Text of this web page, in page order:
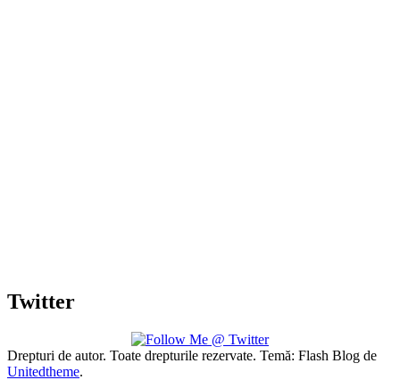
Twitter
Drepturi de autor. Toate drepturile rezervate. Temă: Flash Blog de
Unitedtheme.